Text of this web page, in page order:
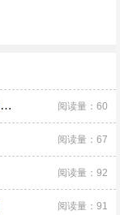
长颈鹿的特点外貌描写长颈鹿的特点外貌描写三年级 阅读量：60
阅读量：67
阅读量：92
阅读量：91